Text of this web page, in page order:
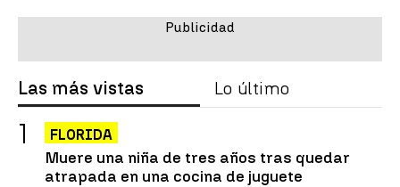
Las más vistas Lo último
FLORIDA
Muere una niña de tres años tras quedar
atrapada en una cocina de juguete